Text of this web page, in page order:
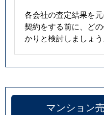
各会社の査定結果を元
契約をする前に、ど
かりと検討しましょう
マンション